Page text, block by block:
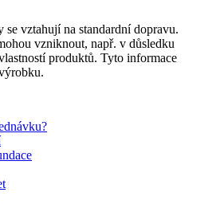
vztahují na standardní dopravu.
vzniknout, např. v důsledku
produktů. Tyto informace